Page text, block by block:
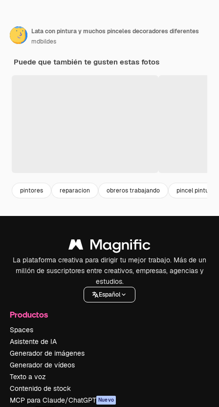
Lata con pintura y muchos pinceles decoradores diferentes
mdbildes
Puede que también te gusten estas fotos
pintores reparacion obreros trabajando pincel pintura
La plataforma creativa para dirigir tu mejor trabajo. Más de un
millón de suscriptores entre creativos, empresas, agencias y
estudios.
Español
Productos
Spaces
Asistente de IA
Generador de imágenes
Generador de vídeos
Texto a voz
Contenido de stock
MCP para Claude/ChatGPT Nuevo